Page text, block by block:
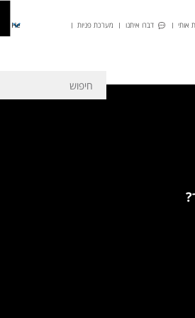
אותי דברו איתנו מערכת פניות He